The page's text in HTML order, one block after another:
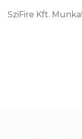
SziFire Kft.